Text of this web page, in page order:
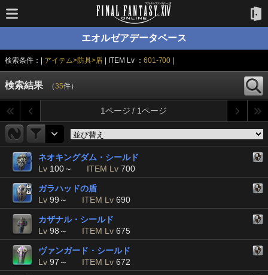
エオルゼアデータベース
検索条件：| アイテム>防具>盾 | ITEM Lv ： 601-700
検索結果 （35件）
1ページ / 1ページ
ネオキングダム・シールド
Lv 100～ ITEM Lv 700
ガラハッドの盾
Lv 99～ ITEM Lv 690
カザナル・シールド
Lv 98～ ITEM Lv 675
ヴァンガード・シールド
Lv 97～ ITEM Lv 672